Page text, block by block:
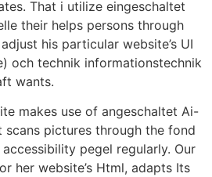
That i utilize eingeschaltet
their helps persons through
his particular website’s UI
och technik informationstechnik
wants.
makes use of angeschaltet Ai-
pictures through the fond
pegel regularly. Our
her website’s Html, adapts Its